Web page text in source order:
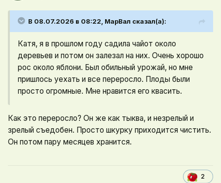
В 08.07.2026 в 08:22, МарВал сказал(а):
Катя, я в прошлом году садила чайот около
деревьев и потом он залезал на них. Очень хорошо
рос около яблони. Был обильный урожай, но мне
пришлось уехать и все переросло. Плоды были
просто огромные. Мне нравится его квасить.
Как это переросло? Он же как тыква, и незрелый и
зрелый съедобен. Просто шкурку приходится чистить.
Он потом пару месяцев хранится.
2